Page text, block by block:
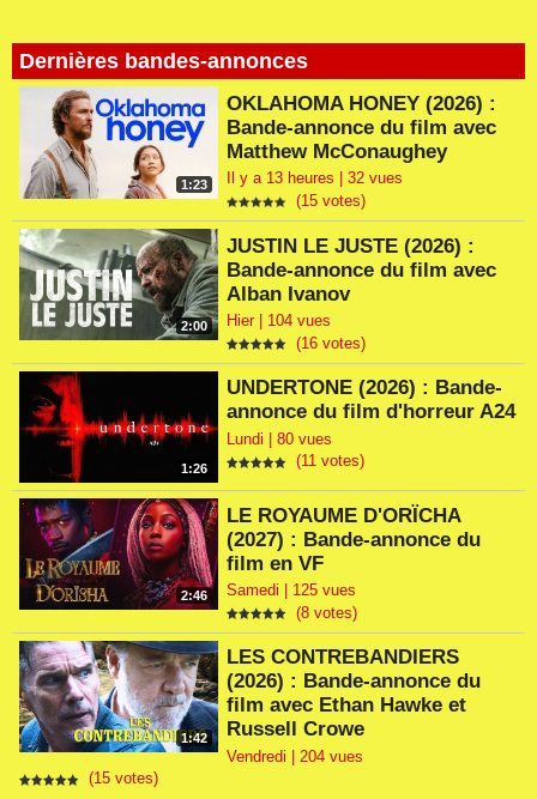
Dernières bandes-annonces
1:23
OKLAHOMA HONEY (2026) :
Bande-annonce du film avec
Matthew McConaughey
Il y a 13 heures | 32 vues
(15 votes)
2:00
JUSTIN LE JUSTE (2026) :
Bande-annonce du film avec
Alban Ivanov
Hier | 104 vues
(16 votes)
1:26
UNDERTONE (2026) : Bande-
annonce du film d'horreur A24
Lundi | 80 vues
(11 votes)
2:46
LE ROYAUME D'ORÏCHA
(2027) : Bande-annonce du
film en VF
Samedi | 125 vues
(8 votes)
1:42
LES CONTREBANDIERS
(2026) : Bande-annonce du
film avec Ethan Hawke et
Russell Crowe
Vendredi | 204 vues
(15 votes)